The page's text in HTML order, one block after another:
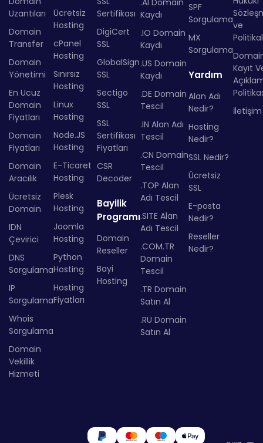
Uzantıları
Domain
Transfer
Domain
Yönetimi
En Ucuz
Domain
Fiyatları
Domain
Fiyatları
Domain
Aracılık
Ücretsiz
Domain
IDN
Çevirici
DNS
Sorgulama
IP
Sorgulama
Whois
Sorgulama
Domain
Vekillik
Hizmeti
Ücretsiz
Hosting
cPanel
Hosting
Sınırsız
Hosting
Linux
Hosting
Node.JS
Hosting
E-Ticaret
Hosting
Plesk
Hosting
Joomla
Hosting
Python
Hosting
Hosting
Fiyatları
Sertifikası
DigiCert
SSL
GlobalSign
SSL
Sectigo
SSL
SSL
Sertifikası
Fiyatları
CSR
Decoder
Bayilik
Programı
Domain
Reseller
Bayi
Hosting
.AI Domain
Kaydı
.IO Domain
Kaydı
.US Domain
Kaydı
.DE Domain
Tescil
.IN Alan Adı
Tescil
.CN Domain
Tescil
.TOP Alan
Adı Tescil
.SITE Alan
Adı Tescil
.COM.TR
Domain
Tescil
.TR Domain
Satın Al
.RU Domain
Satın Al
SPF
Sorgulama
MX
Sorgulama
Yardım
Alan Adı
Nedir?
Hosting
Nedir?
SSL Nedir?
Ücretsiz
SSL
E-posta
Nedir?
Reseller
Nedir?
ve
Kayıt
İletişim